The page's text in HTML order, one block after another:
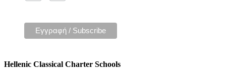
Hellenic Classical Charter Schools